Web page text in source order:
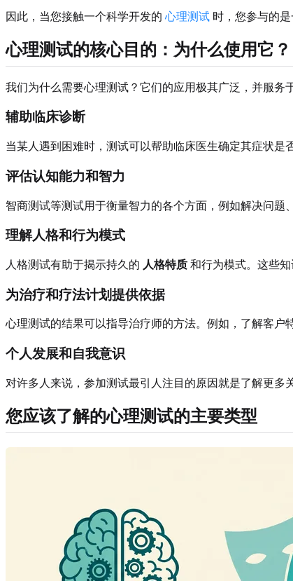
因此，当您接触一个科学开发的 心理测试 时，您参与的
心理测试的核心目的：为什么使用它？
我们为什么需要心理测试？它们的应用极其广泛，并服
辅助临床诊断
当某人遇到困难时，测试可以帮助临床医生确定其症状是
评估认知能力和智力
智商测试等测试用于衡量智力的各个方面，例如解决问题
理解人格和行为模式
人格测试有助于揭示持久的 人格特质 和行为模式。这些
为治疗和疗法计划提供依据
心理测试的结果可以指导治疗师的方法。例如，了解客户
个人发展和自我意识
对许多人来说，参加测试最引人注目的原因就是了解更多
您应该了解的心理测试的主要类型